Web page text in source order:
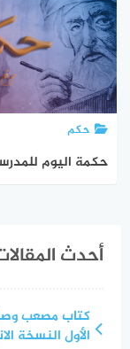
حكم
حكمة اليوم
أحدث
كتاب مصعب
الأول النسخة